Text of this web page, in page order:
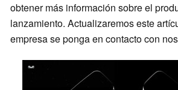
obtener más información sobre el
lanzamiento. Actualizaremos este
empresa se ponga en contacto con